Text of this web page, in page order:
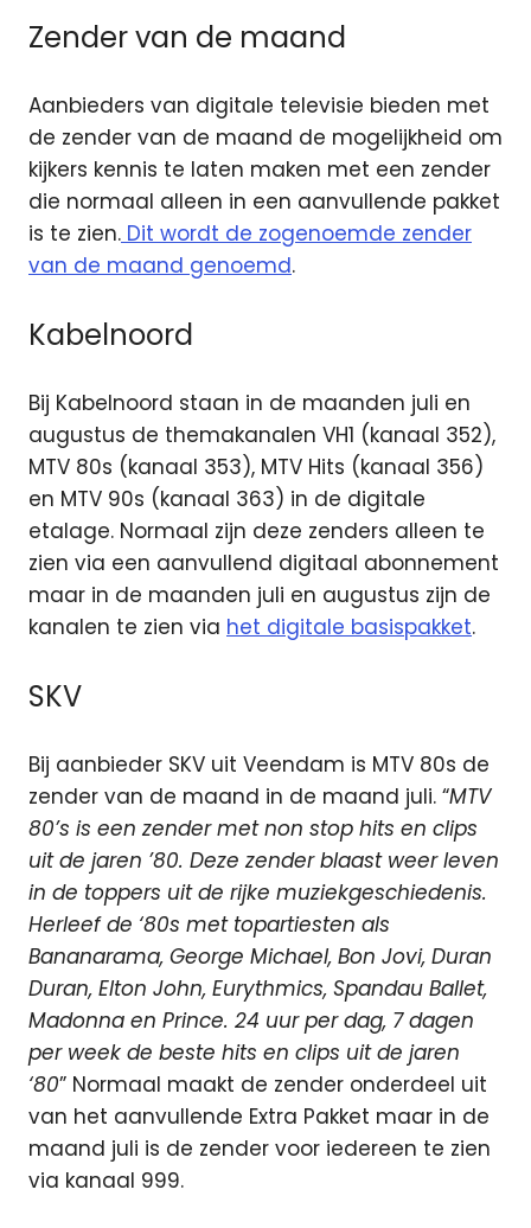
Zender van de maand
Aanbieders van digitale televisie bieden met
de zender van de maand de mogelijkheid om
kijkers kennis te laten maken met een zender
die normaal alleen in een aanvullende pakket
is te zien. Dit wordt de zogenoemde zender
van de maand genoemd.
Kabelnoord
Bij Kabelnoord staan in de maanden juli en
augustus de themakanalen VH1 (kanaal 352),
MTV 80s (kanaal 353), MTV Hits (kanaal 356)
en MTV 90s (kanaal 363) in de digitale
etalage. Normaal zijn deze zenders alleen te
zien via een aanvullend digitaal abonnement
maar in de maanden juli en augustus zijn de
kanalen te zien via het digitale basispakket.
SKV
Bij aanbieder SKV uit Veendam is MTV 80s de
zender van de maand in de maand juli. “MTV
80’s is een zender met non stop hits en clips
uit de jaren ’80. Deze zender blaast weer leven
in de toppers uit de rijke muziekgeschiedenis.
Herleef de ‘80s met topartiesten als
Bananarama, George Michael, Bon Jovi, Duran
Duran, Elton John, Eurythmics, Spandau Ballet,
Madonna en Prince. 24 uur per dag, 7 dagen
per week de beste hits en clips uit de jaren
‘80” Normaal maakt de zender onderdeel uit
van het aanvullende Extra Pakket maar in de
maand juli is de zender voor iedereen te zien
via kanaal 999.